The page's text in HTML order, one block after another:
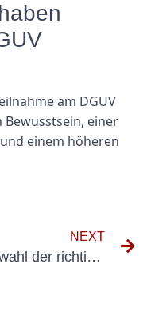
am DGUV
einer
einem höheren
NEXT
Auswahl der richtigen DGUV Ortsfeste Betriebsmittel für Ihre Anforderungen am Arbeitsplatz